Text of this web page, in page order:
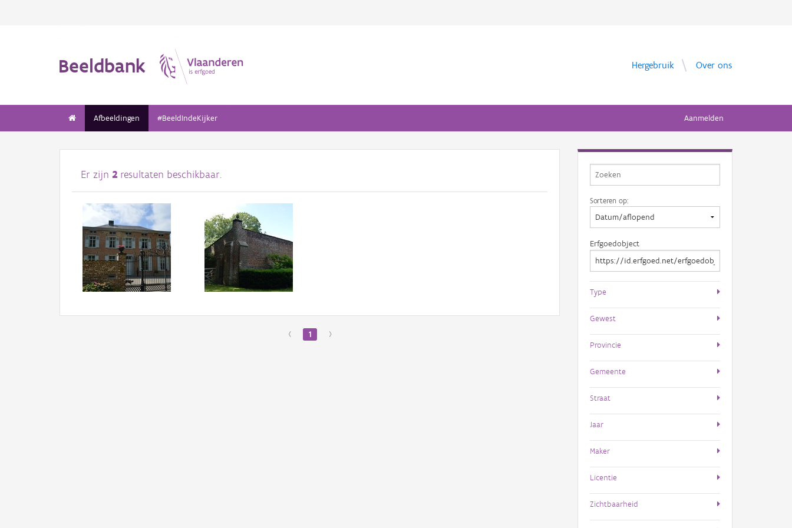
Beeldbank Hergebruik Over ons
Afbeeldingen #BeeldIndeKijker Aanmelden
Er zijn 2 resultaten beschikbaar.
‹ 1 ›
Sorteren op:
Erfgoedobject
Type
Gewest
Provincie
Gemeente
Straat
Jaar
Maker
Licentie
Zichtbaarheid